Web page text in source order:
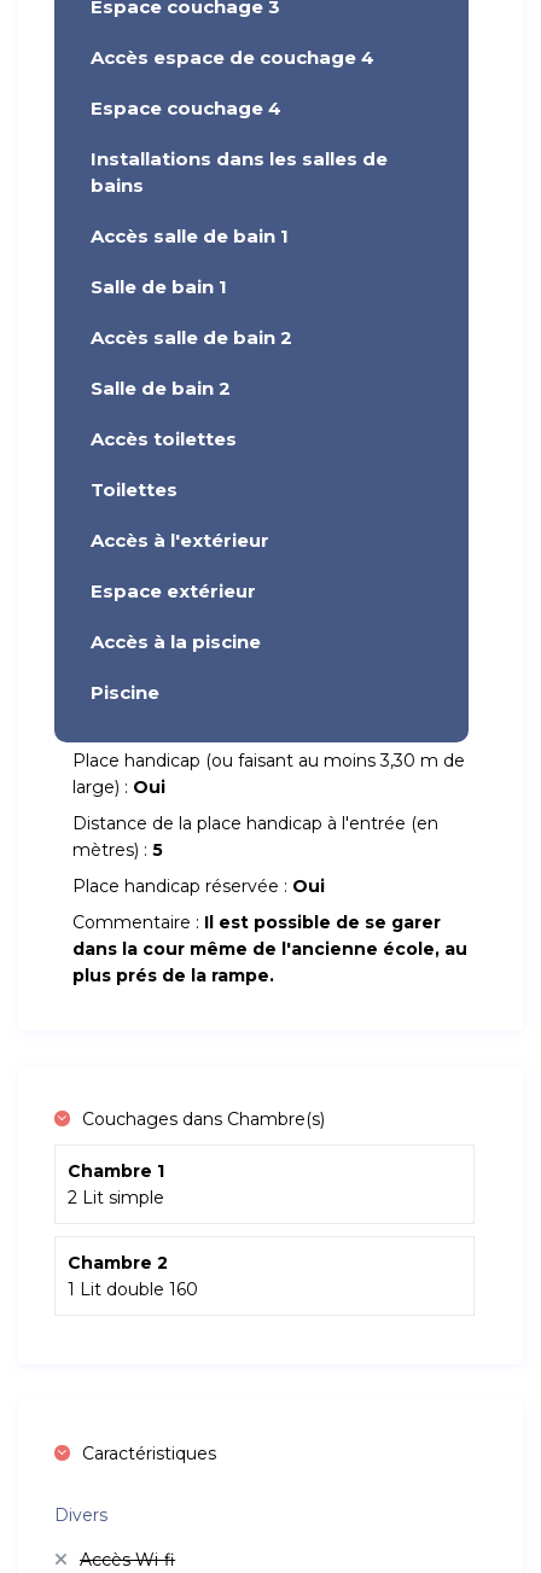
Espace couchage 3
Accès espace de couchage 4
Espace couchage 4
Installations dans les salles de
bains
Accès salle de bain 1
Salle de bain 1
Accès salle de bain 2
Salle de bain 2
Accès toilettes
Toilettes
Accès à l'extérieur
Espace extérieur
Accès à la piscine
Piscine
Place handicap (ou faisant au moins 3,30 m de
large) : Oui
Distance de la place handicap à l'entrée (en
mètres) : 5
Place handicap réservée : Oui
Commentaire : Il est possible de se garer
dans la cour même de l'ancienne école, au
plus prés de la rampe.
Couchages dans Chambre(s)
Chambre 1
2 Lit simple
Chambre 2
1 Lit double 160
Caractéristiques
Divers
Accès Wi-fi